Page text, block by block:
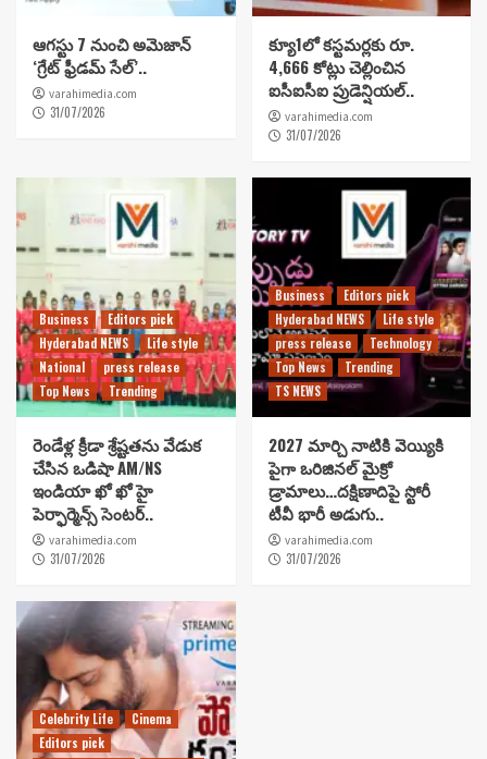
ఆగస్టు 7 నుంచి అమెజాన్
‘గ్రేట్ ఫ్రీడమ్ సేల్’..
varahimedia.com
31/07/2026
క్యూ1లో కస్టమర్లకు రూ.
4,666 కోట్లు చెల్లించిన
ఐసీఐసీఐ ప్రుడెన్షియల్..
varahimedia.com
31/07/2026
Business
Editors pick
Hyderabad NEWS
Life style
National
press release
Top News
Trending
రెండేళ్ల క్రీడా శ్రేష్టతను వేడుక
చేసిన ఒడిషా AM/NS
ఇండియా ఖో ఖో హై
పెర్ఫార్మెన్స్ సెంటర్..
varahimedia.com
31/07/2026
Business
Editors pick
Hyderabad NEWS
Life style
press release
Technology
Top News
Trending
TS NEWS
2027 మార్చి నాటికి వెయ్యికి
పైగా ఒరిజినల్ మైక్రో
డ్రామాలు…దక్షిణాదిపై స్టోరీ
టీవీ భారీ అడుగు..
varahimedia.com
31/07/2026
Celebrity Life
Cinema
Editors pick